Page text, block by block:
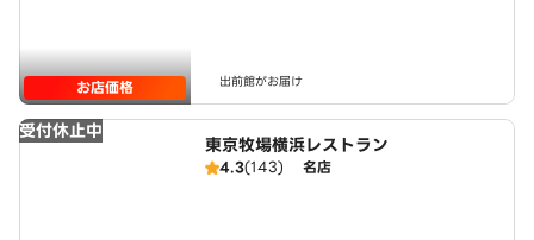
お店価格 出前館がお届け
受付休止中
東京牧場横浜レストラン
4.3(143) 名店